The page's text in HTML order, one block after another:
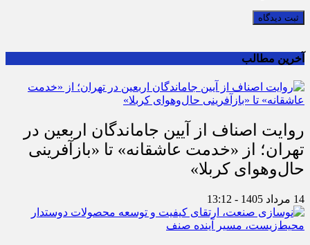
ثبت دیدگاه
آخرین مطالب
روایت اصناف از آیین جاماندگان اربعین در
تهران؛ از «خدمت عاشقانه» تا «بازآفرینی
حال‌وهوای کربلا»
14 مرداد 1405 - 13:12